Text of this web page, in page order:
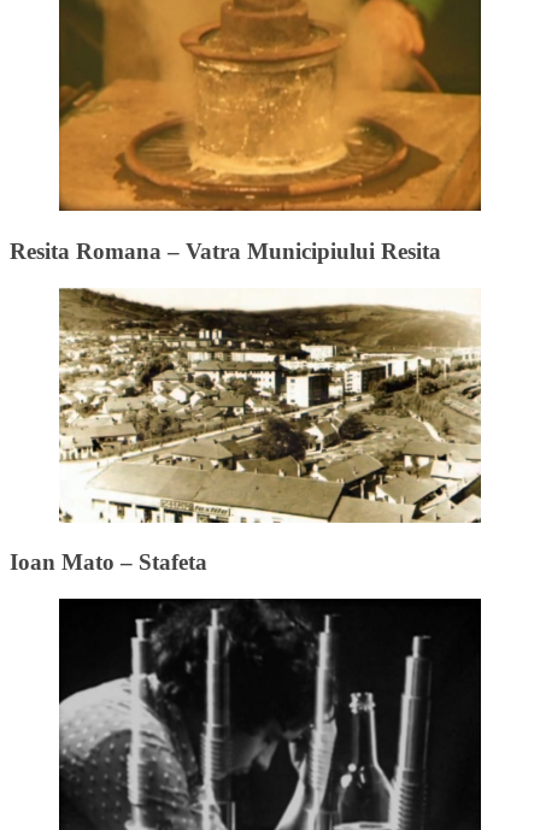
Resita Romana – Vatra Municipiului Resita
Ioan Mato – Stafeta